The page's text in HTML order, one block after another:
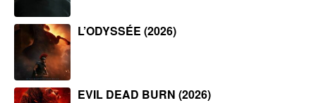
L’ODYSSÉE (2026)
EVIL DEAD BURN (2026)